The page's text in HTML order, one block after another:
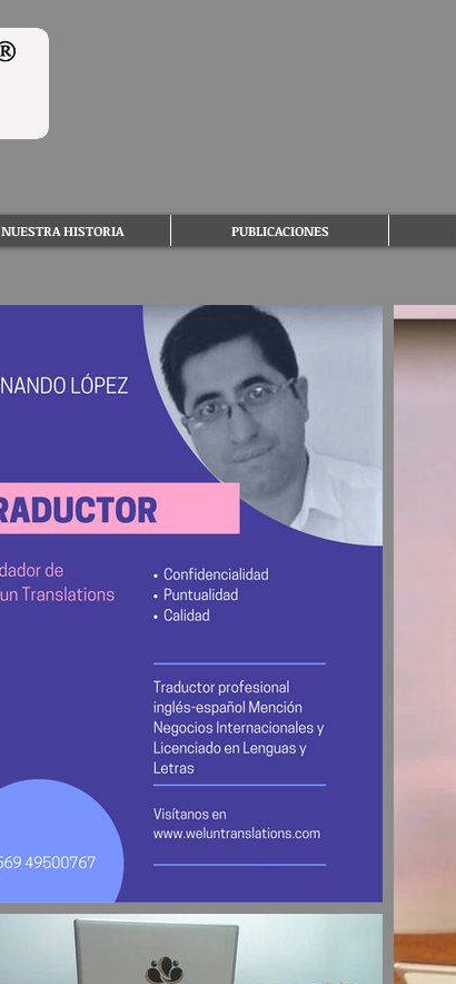
NUESTRA HISTORIA PUBLICACIONES